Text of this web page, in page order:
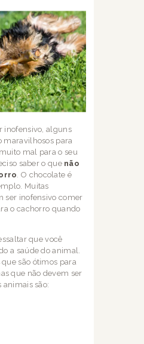
inofensivo, alguns
maravilhosos para
mal para o seu
saber o que não
. O chocolate é
Muitas
ser inofensivo comer
o cachorro quando
que você
a saúde do animal.
são ótimos para
que não devem ser
animais são: